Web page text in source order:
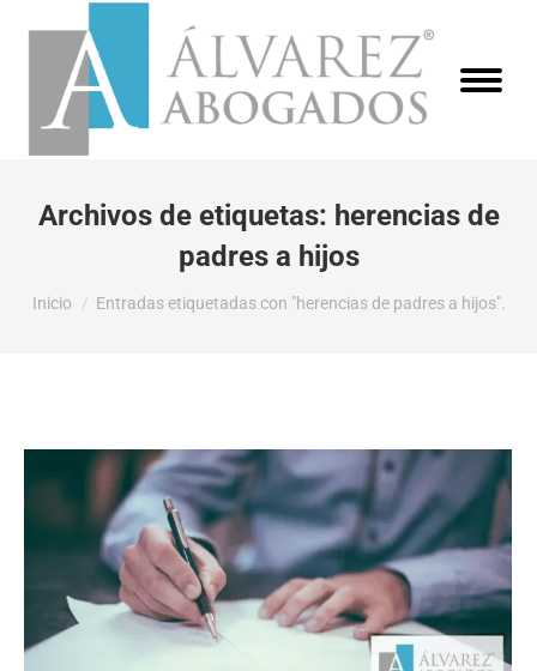
Archivos de etiquetas: herencias de
padres a hijos
Estás aquí:
Inicio Entradas etiquetadas con "herencias de padres a hijos".